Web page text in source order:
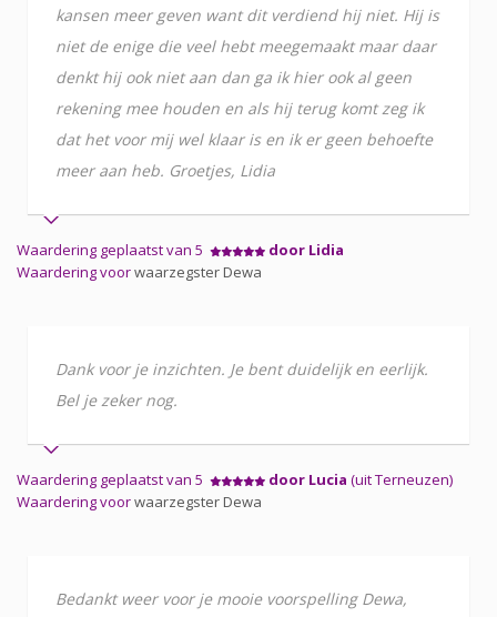
kansen meer geven want dit verdiend hij niet. Hij is
niet de enige die veel hebt meegemaakt maar daar
denkt hij ook niet aan dan ga ik hier ook al geen
rekening mee houden en als hij terug komt zeg ik
dat het voor mij wel klaar is en ik er geen behoefte
meer aan heb. Groetjes, Lidia
Waardering geplaatst van 5
door Lidia
Waardering voorwaarzegster Dewa
Dank voor je inzichten. Je bent duidelijk en eerlijk.
Bel je zeker nog.
Waardering geplaatst van 5 door Lucia (uit Terneuzen)
Waardering voorwaarzegster Dewa
Bedankt weer voor je mooie voorspelling Dewa,